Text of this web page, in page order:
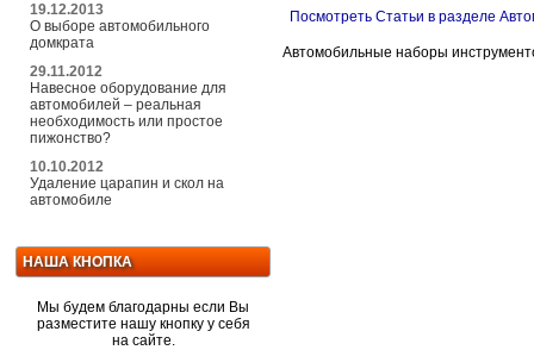
19.12.2013
О выборе автомобильного
домкрата
29.11.2012
Навесное оборудование для
автомобилей – реальная
необходимость или простое
пижонство?
10.10.2012
Удаление царапин и скол на
автомобиле
НАША КНОПКА
Мы будем благодарны если Вы
разместите нашу кнопку у себя
на сайте.
Посмотреть Статьи в разделе
Автомобильные наборы